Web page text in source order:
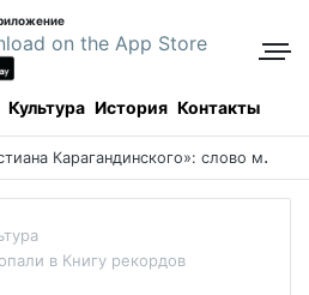
Культура История Контакты
«Верный ученик Севастиана Карагандинского»: слово митрополита Александра о почившем схиархимандрите Пахомии
в Книгу рекордов